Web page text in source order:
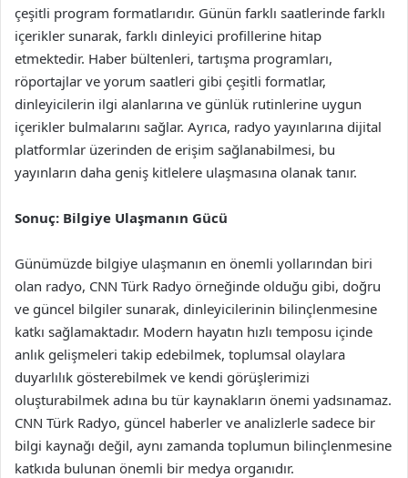
çeşitli program formatlarıdır. Günün farklı saatlerinde farklı
içerikler sunarak, farklı dinleyici profillerine hitap
etmektedir. Haber bültenleri, tartışma programları,
röportajlar ve yorum saatleri gibi çeşitli formatlar,
dinleyicilerin ilgi alanlarına ve günlük rutinlerine uygun
içerikler bulmalarını sağlar. Ayrıca, radyo yayınlarına dijital
platformlar üzerinden de erişim sağlanabilmesi, bu
yayınların daha geniş kitlelere ulaşmasına olanak tanır.
Sonuç: Bilgiye Ulaşmanın Gücü
Günümüzde bilgiye ulaşmanın en önemli yollarından biri
olan radyo, CNN Türk Radyo örneğinde olduğu gibi, doğru
ve güncel bilgiler sunarak, dinleyicilerinin bilinçlenmesine
katkı sağlamaktadır. Modern hayatın hızlı temposu içinde
anlık gelişmeleri takip edebilmek, toplumsal olaylara
duyarlılık gösterebilmek ve kendi görüşlerimizi
oluşturabilmek adına bu tür kaynakların önemi yadsınamaz.
CNN Türk Radyo, güncel haberler ve analizlerle sadece bir
bilgi kaynağı değil, aynı zamanda toplumun bilinçlenmesine
katkıda bulunan önemli bir medya organıdır.